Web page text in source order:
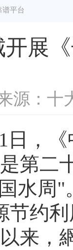
谱平台
展
源：十
日，
第二
水周"
节约
来，